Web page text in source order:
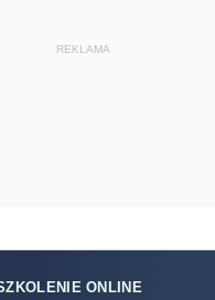
REKLAMA
ONLINE